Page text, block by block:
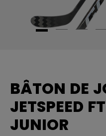
BÂTON DE
JETSPEED
JUNIOR